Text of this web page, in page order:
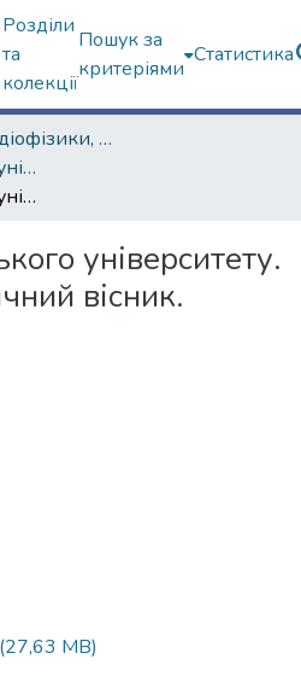
Розділи
та
колекції
Пошук за
критеріями
Статистика
Факультет радіофізики, біомедичної електроніки та комп’ютерних систем
Вісник Харківського університету. "Радіофізика і електроніка", "Біофізичний вісник"
Вісник Харківського університету. № 410. Біофізичний вісник. Випуск 1
університету.
вісник.
(27,63 MB)